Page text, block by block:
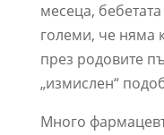
месеца,
големи, че няма
през родовите
„измислен“
Много